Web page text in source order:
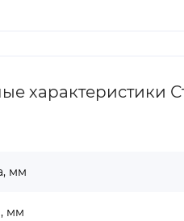
характеристики
мм
мм